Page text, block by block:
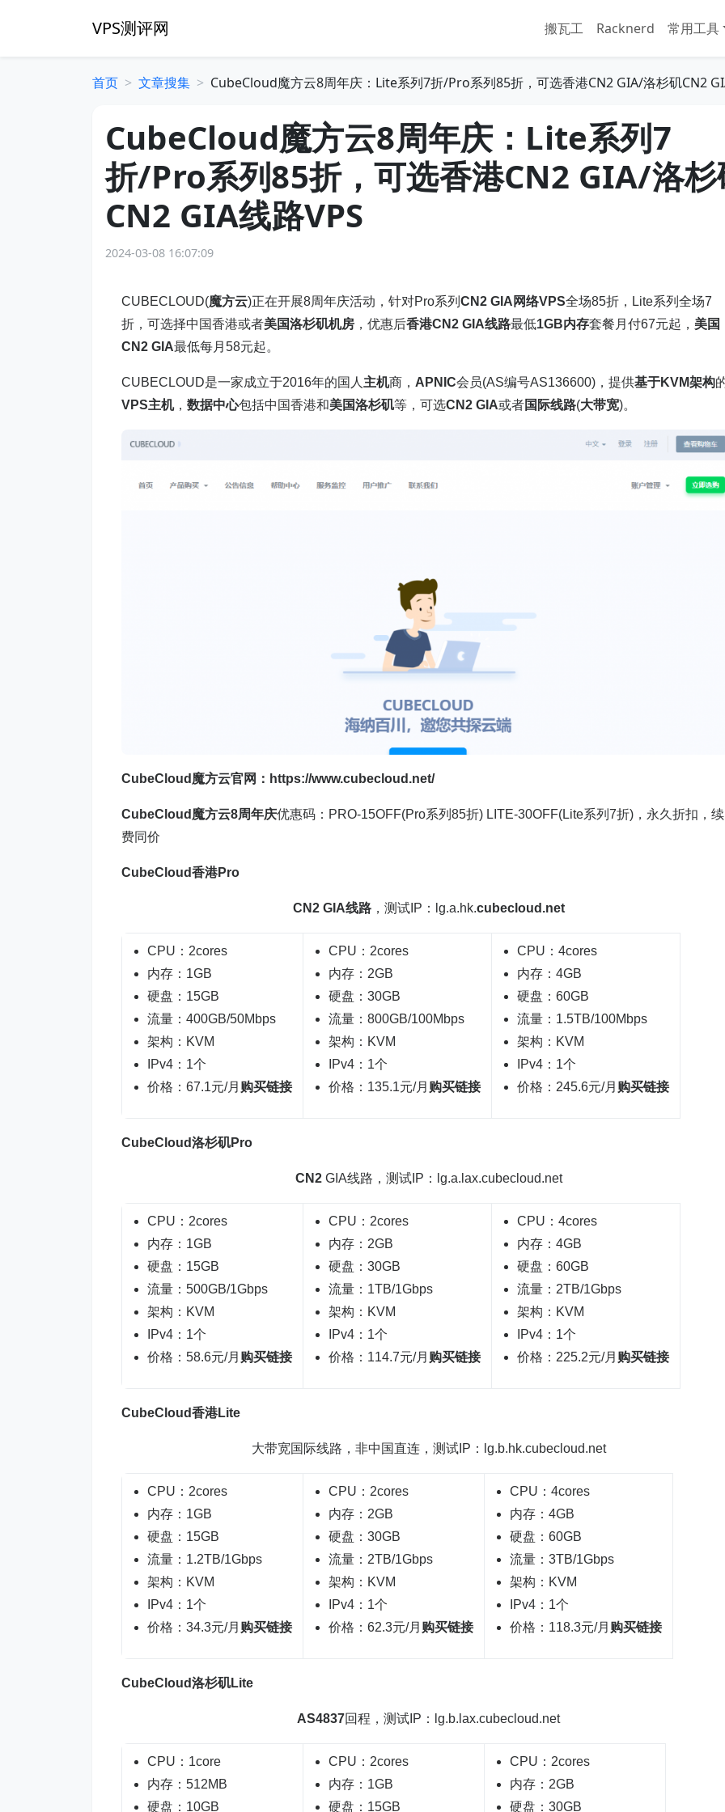
VPS测评网 搬瓦工 Racknerd 常用工具
首页 文章搜集 CubeCloud魔方云8周年庆：Lite系列7折/Pro系列85折，可选香港CN2 GIA/洛杉矶CN2
CubeCloud魔方云8周年庆：Lite系列7
折/Pro系列85折，可选香港CN2 GIA/洛杉
CN2 GIA线路VPS
2024-03-08 16:07:09
CUBECLOUD(魔方云)正在开展8周年庆活动，针对Pro系列 CN2 GIA网络VPS全场85折，Lite系列全场7
折，可选择中国香港或者美国洛杉矶机房 ，优惠后香港CN2 GIA线路最低1GB内存套餐月付67元起， 美国
CN2 GIA最低每月58元起。
CUBECLOUD是一家成立于2016年的国人 主机商， APNIC会员(AS编号AS136600)，提供基于KVM架构
VPS主机， 数据中心包括中国香港和美国洛杉矶等，可选CN2 GIA或者国际线路(大带宽)。
CubeCloud魔方云官网： https://www.cubecloud.net/
CubeCloud 魔方云8周年庆优惠码：PRO-15OFF(Pro系列85折) LITE-30OFF(Lite系列7折)，永久折扣，续
费同价
CubeCloud香港Pro
CN2 GIA线路，测试IP：lg.a.hk.cubecloud.net
CPU：2cores
内存：1GB
硬盘：15GB
流量：400GB/50Mbps
架构：KVM
IPv4：1个
价格：67.1元/月 购买链接
CPU：2cores
内存：2GB
硬盘：30GB
流量：800GB/100Mbps
架构：KVM
IPv4：1个
价格：135.1元/月 购买链接
CPU：4cores
内存：4GB
硬盘：60GB
流量：1.5TB/100Mbps
架构：KVM
IPv4：1个
价格：245.6元/月 购买链接
CubeCloud洛杉矶Pro
CN2GIA线路，测试IP：lg.a.lax.cubecloud.net
CPU：2cores
内存：1GB
硬盘：15GB
流量：500GB/1Gbps
架构：KVM
IPv4：1个
价格：58.6元/月 购买链接
CPU：2cores
内存：2GB
硬盘：30GB
流量：1TB/1Gbps
架构：KVM
IPv4：1个
价格：114.7元/月 购买链接
CPU：4cores
内存：4GB
硬盘：60GB
流量：2TB/1Gbps
架构：KVM
IPv4：1个
价格：225.2元/月 购买链接
CubeCloud香港Lite
大带宽国际线路，非中国直连，测试IP：lg.b.hk.cubecloud.net
CPU：2cores
内存：1GB
硬盘：15GB
流量：1.2TB/1Gbps
架构：KVM
IPv4：1个
价格：34.3元/月 购买链接
CPU：2cores
内存：2GB
硬盘：30GB
流量：2TB/1Gbps
架构：KVM
IPv4：1个
价格：62.3元/月 购买链接
CPU：4cores
内存：4GB
硬盘：60GB
流量：3TB/1Gbps
架构：KVM
IPv4：1个
价格：118.3元/月 购买链接
CubeCloud洛杉矶Lite
AS4837回程，测试IP：lg.b.lax.cubecloud.net
CPU：1core
内存：512MB
硬盘：10GB
CPU：2cores
内存：1GB
硬盘：15GB
CPU：2cores
内存：2GB
硬盘：30GB